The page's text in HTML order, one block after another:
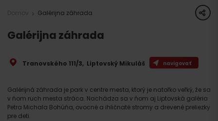
Galérijna záhrada share
Galérijna záhrada
Galérijná záhrada je park v centre mesta, ktorý je natoľko veľký, že sa
v ňom ruch mesta stráca. Nachádza sa v ňom aj Liptovská galéria
Petra Michala Bohúňa, ovocné a ihličnaté stromy a drevené preliezky
pre deti.
Tranovského 111/3, Liptovský Mikuláš navigovať